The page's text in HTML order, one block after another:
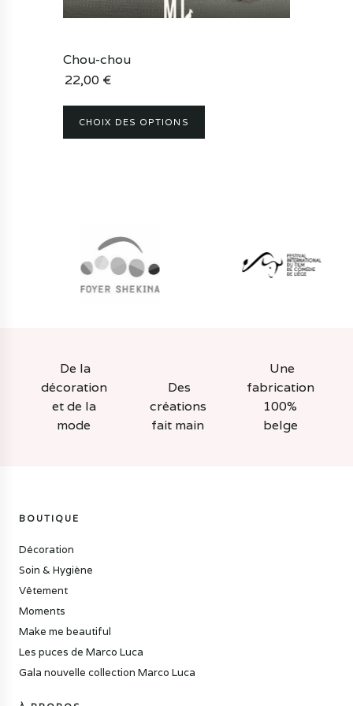
Chou-chou
22,00 €
CHOIX DES OPTIONS
la
produit
De la
décoration
et de la
mode
Des
créations
fait main
Une
fabrication
100%
belge
BOUTIQUE
Décoration
Soin & Hygiène
Vêtement
Moments
Make me beautiful
Les puces de Marco Luca
Gala nouvelle collection Marco Luca